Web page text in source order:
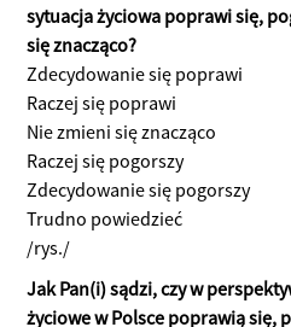
sytuacja życiowa poprawi się,
się znacząco?
Zdecydowanie się poprawi
Raczej się poprawi
Nie zmieni się znacząco
Raczej się pogorszy
Zdecydowanie się pogorszy
Trudno powiedzieć
/rys./
Jak Pan(i) sądzi, czy w
życiowe w Polsce poprawią się,